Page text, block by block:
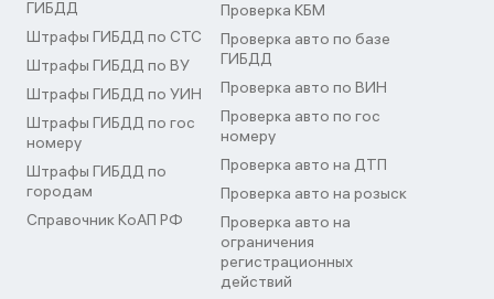
ГИБДД
Штрафы ГИБДД по СТС
Штрафы ГИБДД по ВУ
Штрафы ГИБДД по УИН
Штрафы ГИБДД по гос
номеру
Штрафы ГИБДД по
городам
Справочник КоАП РФ
Проверка КБМ
Проверка авто по базе
ГИБДД
Проверка авто по ВИН
Проверка авто по гос
номеру
Проверка авто на ДТП
Проверка авто на розыск
Проверка авто на
ограничения
регистрационных
действий